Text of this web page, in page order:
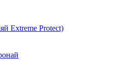
Extreme Protect)